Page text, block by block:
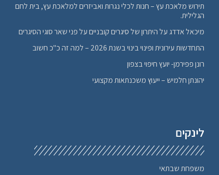
תירוש מלאכת עץ – חנות לכלי נגרות ואביזרים למלאכת עץ, בית לחם
הגלילית.
מיכאל אדדג על היתרון של סיגרים קובניים על פני שאר סוגי הסיגרים
התחדשות עירונית ופינוי בינוי בשנת 2026 – למה זה כ"כ חשוב
רונן פפירמן- יועץ חיפוי בצפון
יהונתן חלמיש – ייעוץ משכנתאות מקצועי
לינקים
משפחת שבתאי